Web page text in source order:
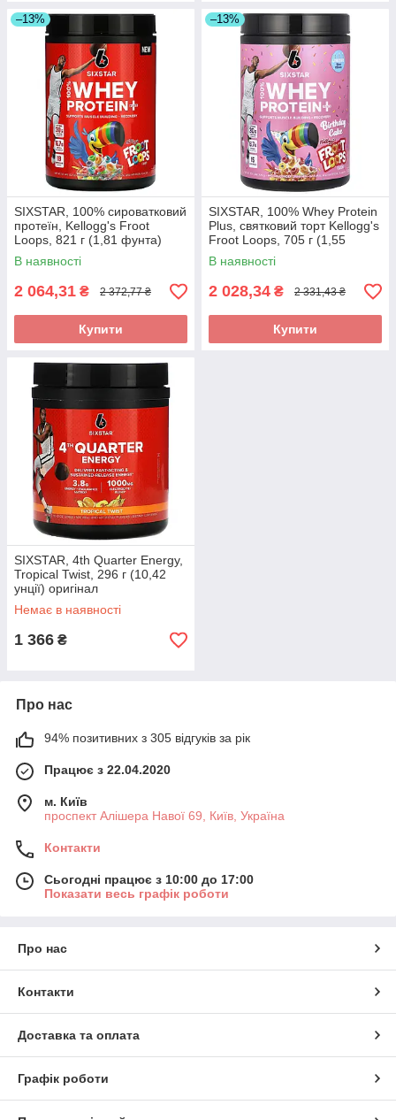
–13%
SIXSTAR, 100% сироватковий
протеїн, Kellogg's Froot
Loops, 821 г (1,81 фунта)
оригінал
В наявності
2 064,31 ₴ 2 372,77 ₴
Купити
–13%
SIXSTAR, 100% Whey Protein
Plus, святковий торт Kellogg's
Froot Loops, 705 г (1,55
фунта) оригінал
В наявності
2 028,34 ₴ 2 331,43 ₴
Купити
SIXSTAR, 4th Quarter Energy,
Tropical Twist, 296 г (10,42
унції) оригінал
Немає в наявності
1 366 ₴
Про нас
94% позитивних з 305 відгуків за рік
Працює з 22.04.2020
м. Київ
проспект Алішера Навої 69, Київ, Україна
Контакти
Сьогодні працює з 10:00 до 17:00
Показати весь графік роботи
Про нас
Контакти
Доставка та оплата
Графік роботи